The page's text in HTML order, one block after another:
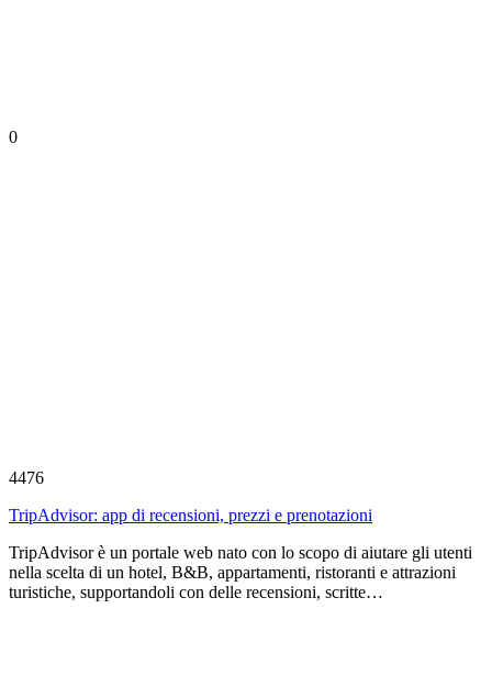
0
4476
TripAdvisor: app di recensioni, prezzi e prenotazioni
TripAdvisor è un portale web nato con lo scopo di aiutare gli utenti
nella scelta di un hotel, B&B, appartamenti, ristoranti e attrazioni
turistiche, supportandoli con delle recensioni, scritte…